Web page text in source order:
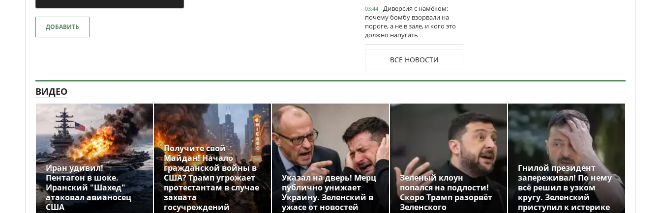
ДОБАВИТЬ
03:44
Диверсия с намёком:
почему бомбу взорвали на
пороге, а не в зале, и кого это
должно напугать
ВСЕ НОВОСТИ
ВИДЕО
Иран удивил!
Пентагон в шоке.
Иранский "Шахед"
атаковал авианосец
США
Получите свой
Майдан! Начало
гражданской войны в
США? Трамп угрожает
протестантам в случае
захвата
госучреждений
Указал на дверь! Мерц
публично унижает
Украину. Зеленский в
ужасе от новостей
Зеленый клоун
попался на подлости!
Скоро Трамп разорвёт
Зеленского
Гнилой президент
запереживал! По нему
всё решил в узком
кругу. Зеленский
приступил к истерике